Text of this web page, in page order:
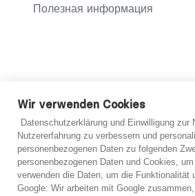
Полезная информация
*Примечание: abo-hilfe.de
Информация может быть передана
консультаций. Независимо от
упрощенной первоначальной
только после рассмотрения
Wir verwenden Cookies
Datenschutzerklärung und Einwilligung
Nutzererfahrung zu verbessern und
personenbezogenen Daten zu folgenden
personenbezogenen Daten und Cookies,
verwenden die Daten, um die
Google: Wir arbeiten mit Google